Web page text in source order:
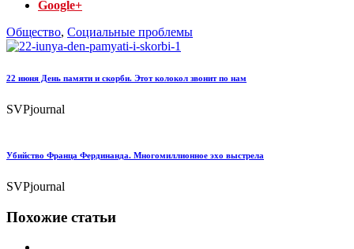
Google+
Общество, Социальные проблемы
22 июня День памяти и скорби. Этот колокол звонит по нам
SVPjournal
Убийство Франца Фердинанда. Многомиллионное эхо выстрела
SVPjournal
Похожие статьи